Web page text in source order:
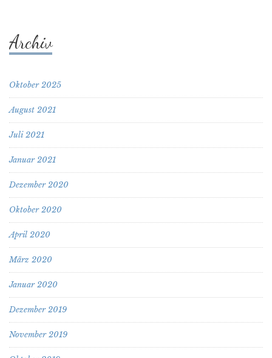
Archiv
Oktober 2025
August 2021
Juli 2021
Januar 2021
Dezember 2020
Oktober 2020
April 2020
März 2020
Januar 2020
Dezember 2019
November 2019